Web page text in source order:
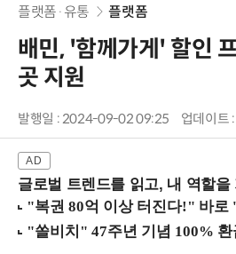
플랫폼·유통 플랫폼
배민, '함께가게' 할인
곳 지원
발행일 : 2024-09-02 09:25 업데이
글로벌 트렌드를 읽고, 내 역할을 가늠하는 소수정예